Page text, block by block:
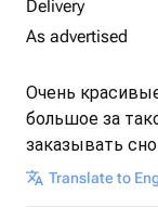
Delivery
As advertised
Очень
большое за
заказывать
Translate to